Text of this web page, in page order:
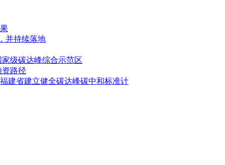
并持续落地
级碳达峰综合示范区
路径
建省建立健全碳达峰碳中和标准计